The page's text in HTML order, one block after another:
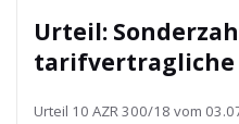
Urteil:
tarifvertragliche
Urteil 10 AZR 300/18 vom